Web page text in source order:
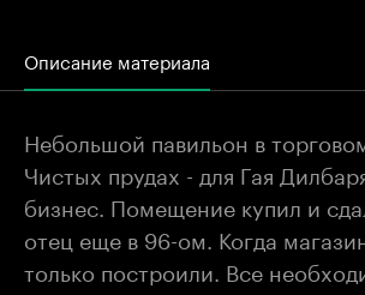
Описание материала
Небольшой павильон в
Чистых прудах - для Гая
бизнес. Помещение купил и
отец еще в 96-ом. Когда
только построили. Все